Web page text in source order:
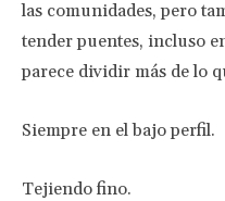
las comunidades, pero
tender puentes, incluso
parece dividir más de lo
Siempre en el bajo perfil.
Tejiendo fino.